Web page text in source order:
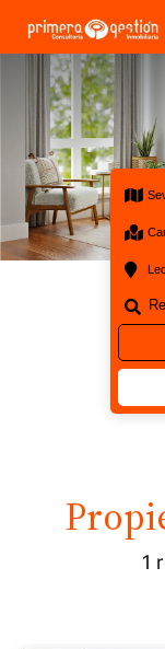
1 Venta en Sevilla Carmona
1